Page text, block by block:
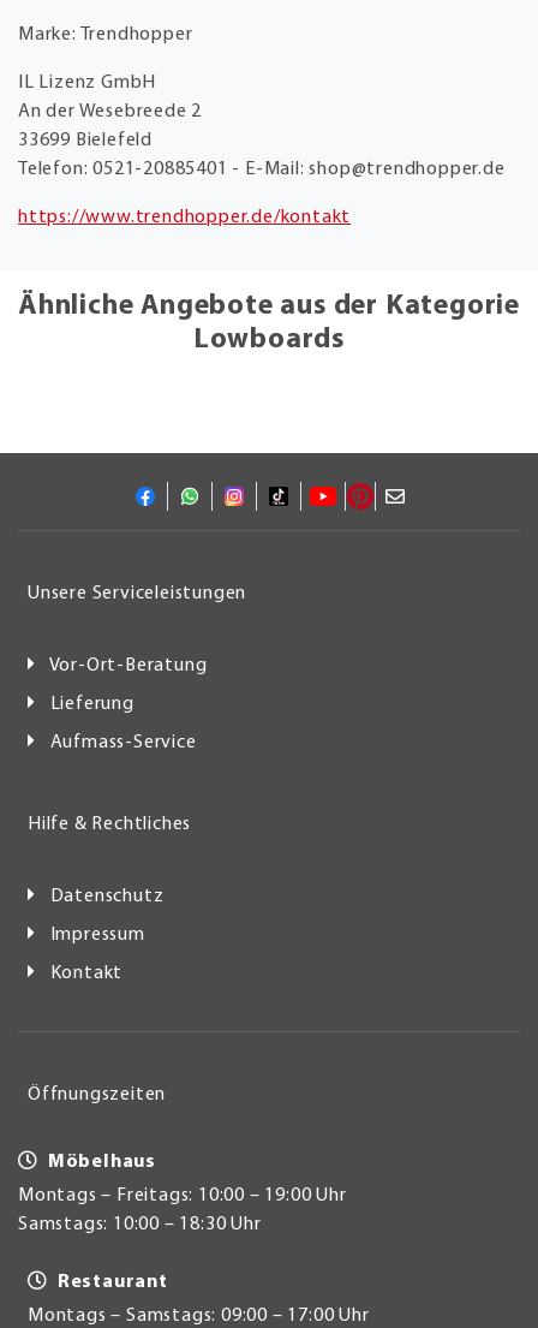
Marke: Trendhopper
IL Lizenz GmbH
An der Wesebreede 2
33699 Bielefeld
Telefon: 0521-20885401 - E-Mail: shop@trendhopper.de
https://www.trendhopper.de/kontakt
Ähnliche Angebote aus der Kategorie
Lowboards
Unsere Serviceleistungen
Vor-Ort-Beratung
Lieferung
Aufmass-Service
Hilfe & Rechtliches
Datenschutz
Impressum
Kontakt
Öffnungszeiten
Möbelhaus
Montags – Freitags: 10:00 – 19:00 Uhr
Samstags: 10:00 – 18:30 Uhr
Restaurant
Montags – Samstags: 09:00 – 17:00 Uhr